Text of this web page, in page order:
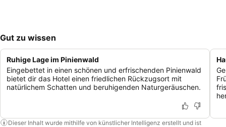
Gut zu wissen
Ruhige Lage im Pinienwald
Eingebettet in einen schönen und erfrischenden Pinienwald
bietet dir das Hotel einen friedlichen Rückzugsort mit
natürlichem Schatten und beruhigenden Naturgeräuschen.
Dieser Inhalt wurde mithilfe von künstlicher Intelligenz erstellt und ist